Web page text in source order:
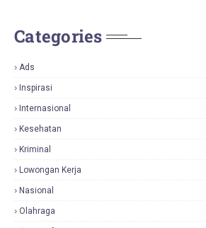
Categories
Ads
Inspirasi
Internasional
Kesehatan
Kriminal
Lowongan Kerja
Nasional
Olahraga